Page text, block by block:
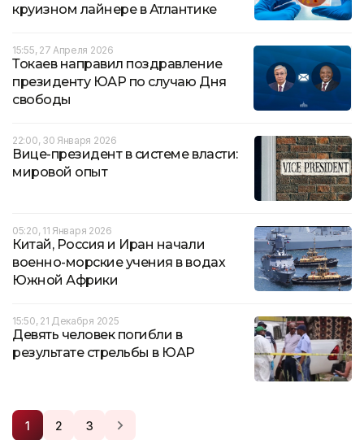
круизном лайнере в Атлантике
15:55, 27 Апреля 2026
Токаев направил поздравление
президенту ЮАР по случаю Дня
свободы
22:00, 30 Января 2026
Вице-президент в системе власти:
мировой опыт
05:20, 11 Января 2026
Китай, Россия и Иран начали
военно-морские учения в водах
Южной Африки
15:50, 21 Декабря 2025
Девять человек погибли в
результате стрельбы в ЮАР
1 2 3